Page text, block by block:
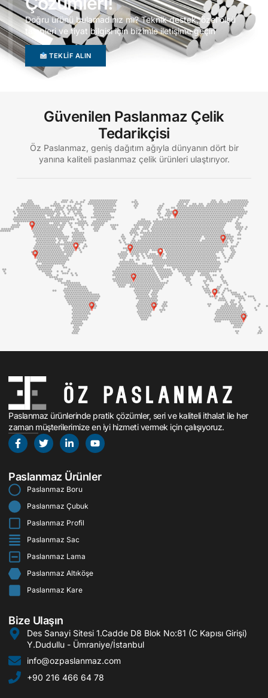
Doğru ürünü bulamadınız mı? Teknik destek, özel ölçü
talepleri ve fiyat bilgisi için bizimle iletişime geçin
TEKLIF ALIN
Güvenilen Paslanmaz Çelik
Tedarikçisi
Öz Paslanmaz, geniş dağıtım ağıyla dünyanın dört bir
yanına kaliteli paslanmaz çelik ürünleri ulaştırıyor.
Paslanmaz ürünlerinde pratik çözümler, seri ve kaliteli ithalat ile her
zaman müşterilerimize en iyi hizmeti vermek için çalışıyoruz.
Paslanmaz Ürünler
Paslanmaz Boru
Paslanmaz Çubuk
Paslanmaz Profil
Paslanmaz Sac
Paslanmaz Lama
Paslanmaz Altıköşe
Paslanmaz Kare
Bize Ulaşın
Des Sanayi Sitesi 1.Cadde D8 Blok No:81 (C Kapısı Girişi)
Y.Dudullu - Ümraniye/İstanbul
info@ozpaslanmaz.com
+90 216 466 64 78